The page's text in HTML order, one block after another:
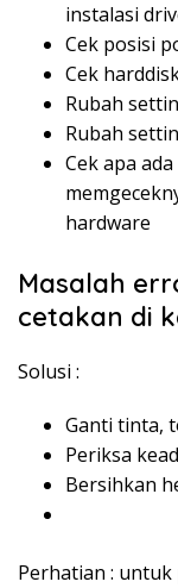
instalasi
Cek posisi
Cek
Rubah
Rubah
Cek apa
hardware
Masalah
cetakan di
Solusi :
Ganti tinta,
Periksa
Bersihkan
Perhatian :